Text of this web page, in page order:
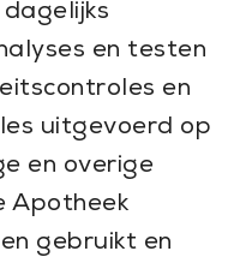
en testen
en
uitgevoerd op
en overige
Apotheek
gebruikt en